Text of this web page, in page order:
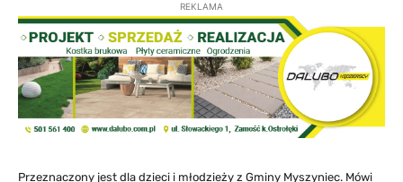
REKLAMA
Przeznaczony jest dla dzieci i młodzieży z Gminy Myszyniec. Mówi